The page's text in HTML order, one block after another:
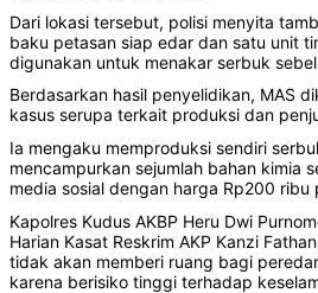
Dari lokasi tersebut, polisi menyita
baku petasan siap edar dan satu unit
digunakan untuk menakar serbuk
Berdasarkan hasil penyelidikan, MAS
kasus serupa terkait produksi dan
Ia mengaku memproduksi sendiri
mencampurkan sejumlah bahan kimia
media sosial dengan harga Rp200 ribu
Kapolres Kudus AKBP Heru Dwi
Harian Kasat Reskrim AKP Kanzi
tidak akan memberi ruang bagi
karena berisiko tinggi terhadap